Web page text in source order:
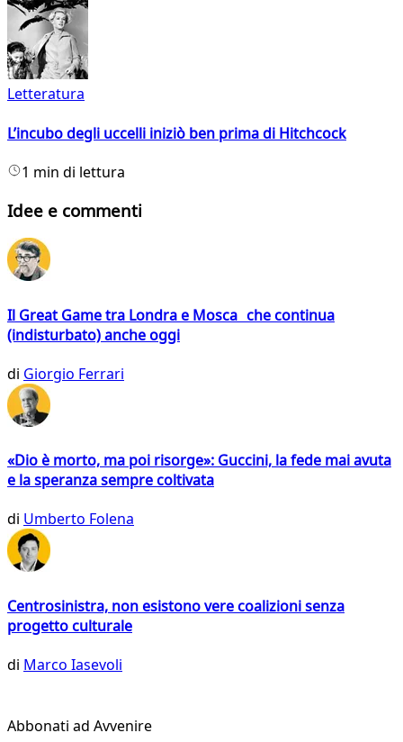
Letteratura
L’incubo degli uccelli iniziò ben prima di Hitchcock
1 min di lettura
Idee e commenti
Il Great Game tra Londra e Mosca che continua
(indisturbato) anche oggi
di Giorgio Ferrari
«Dio è morto, ma poi risorge»: Guccini, la fede mai avuta
e la speranza sempre coltivata
di Umberto Folena
Centrosinistra, non esistono vere coalizioni senza
progetto culturale
di Marco Iasevoli
Abbonati ad Avvenire